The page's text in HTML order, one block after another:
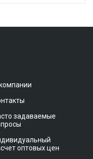
задаваемые
оптовых цен